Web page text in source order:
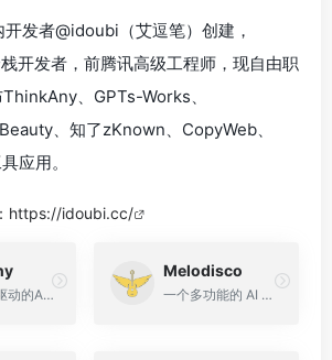
发者@idoubi（艾逗笔）创建，
开发者，前腾讯高级工程师，现自由职
、GPTs-Works、
、知了zKnown、CopyWeb、
应用。
https://idoubi.cc/
一个RAG驱动的AI搜索引擎，由独立开发者idoubi开发
Melodisco
一个多功能的 AI 音乐播放器和生成器